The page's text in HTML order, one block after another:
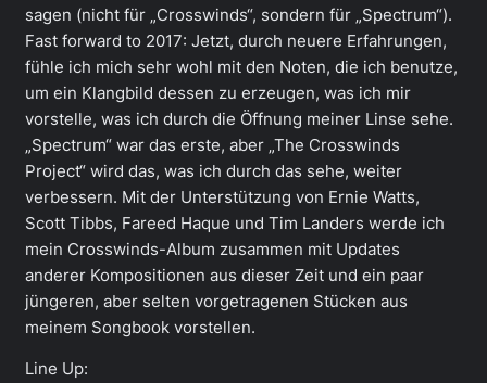
sagen (nicht für „Crosswinds“, sondern für „Spectrum“).
Fast forward to 2017: Jetzt, durch neuere Erfahrungen,
fühle ich mich sehr wohl mit den Noten, die ich benutze,
um ein Klangbild dessen zu erzeugen, was ich mir
vorstelle, was ich durch die Öffnung meiner Linse sehe.
„Spectrum“ war das erste, aber „The Crosswinds
Project“ wird das, was ich durch das sehe, weiter
verbessern. Mit der Unterstützung von Ernie Watts,
Scott Tibbs, Fareed Haque und Tim Landers werde ich
mein Crosswinds-Album zusammen mit Updates
anderer Kompositionen aus dieser Zeit und ein paar
jüngeren, aber selten vorgetragenen Stücken aus
meinem Songbook vorstellen.
Line Up: